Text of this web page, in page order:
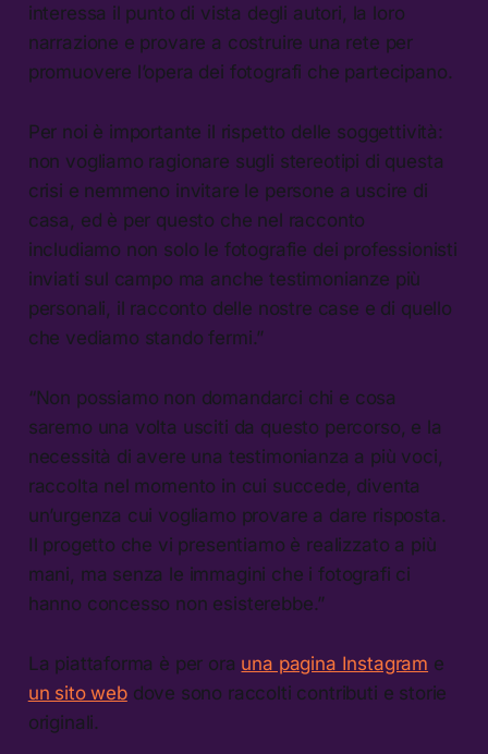
interessa il punto di vista degli autori, la loro
narrazione e provare a costruire una rete per
promuovere l’opera dei fotografi che partecipano.
Per noi è importante il rispetto delle soggettività:
non vogliamo ragionare sugli stereotipi di questa
crisi e nemmeno invitare le persone a uscire di
casa, ed è per questo che nel racconto
includiamo non solo le fotografie dei professionisti
inviati sul campo ma anche testimonianze più
personali, il racconto delle nostre case e di quello
che vediamo stando fermi.”
“Non possiamo non domandarci chi e cosa
saremo una volta usciti da questo percorso, e la
necessità di avere una testimonianza a più voci,
raccolta nel momento in cui succede, diventa
un’urgenza cui vogliamo provare a dare risposta.
Il progetto che vi presentiamo è realizzato a più
mani, ma senza le immagini che i fotografi ci
hanno concesso non esisterebbe.”
La piattaforma è per ora una pagina Instagram e
un sito webdove sono raccolti contributi e storie
originali.